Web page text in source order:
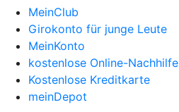
MeinClub
Girokonto für junge Leute
MeinKonto
kostenlose Online-Nachhilfe
Kostenlose Kreditkarte
meinDepot